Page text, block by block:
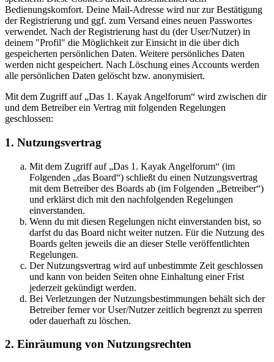
Bedienungskomfort. Deine Mail-Adresse wird nur zur Bestätigung
der Registrierung und ggf. zum Versand eines neuen Passwortes
verwendet. Nach der Registrierung hast du (der User/Nutzer) in
deinem "Profil" die Möglichkeit zur Einsicht in die über dich
gespeicherten persönlichen Daten. Weitere persönliches Daten
werden nicht gespeichert. Nach Löschung eines Accounts werden
alle persönlichen Daten gelöscht bzw. anonymisiert.
Mit dem Zugriff auf „Das 1. Kayak Angelforum“ wird zwischen dir
und dem Betreiber ein Vertrag mit folgenden Regelungen
geschlossen:
1. Nutzungsvertrag
Mit dem Zugriff auf „Das 1. Kayak Angelforum“ (im
Folgenden „das Board“) schließt du einen Nutzungsvertrag
mit dem Betreiber des Boards ab (im Folgenden „Betreiber“)
und erklärst dich mit den nachfolgenden Regelungen
einverstanden.
Wenn du mit diesen Regelungen nicht einverstanden bist, so
darfst du das Board nicht weiter nutzen. Für die Nutzung des
Boards gelten jeweils die an dieser Stelle veröffentlichten
Regelungen.
Der Nutzungsvertrag wird auf unbestimmte Zeit geschlossen
und kann von beiden Seiten ohne Einhaltung einer Frist
jederzeit gekündigt werden.
Bei Verletzungen der Nutzungsbestimmungen behält sich der
Betreiber ferner vor User/Nutzer zeitlich begrenzt zu sperren
oder dauerhaft zu löschen.
2. Einräumung von Nutzungsrechten